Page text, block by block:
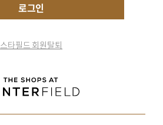
로그인
스타필드 회원탈퇴